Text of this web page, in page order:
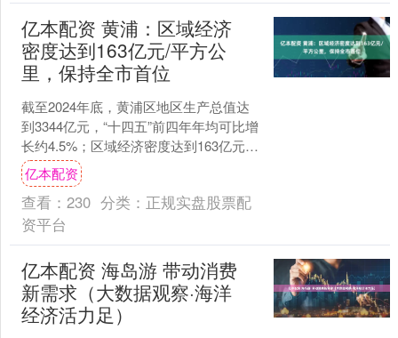
亿本配资 黄浦：区域经济
密度达到163亿元/平方公
里，保持全市首位
截至2024年底，黄浦区地区生产总值达
到3344亿元，“十四五”前四年年均可比增
长约4.5%；区域经济密度达到163亿元/
平方公里，保持全市首位、全国前列；
区级....
亿本配资
查看： 230 分类： 正规实盘股票配
资平台
亿本配资 海岛游 带动消费
新需求（大数据观察·海洋
经济活力足）